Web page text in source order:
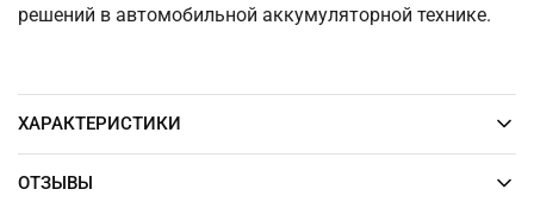
решений в автомобильной аккумуляторной технике.
ХАРАКТЕРИСТИКИ
ОТЗЫВЫ